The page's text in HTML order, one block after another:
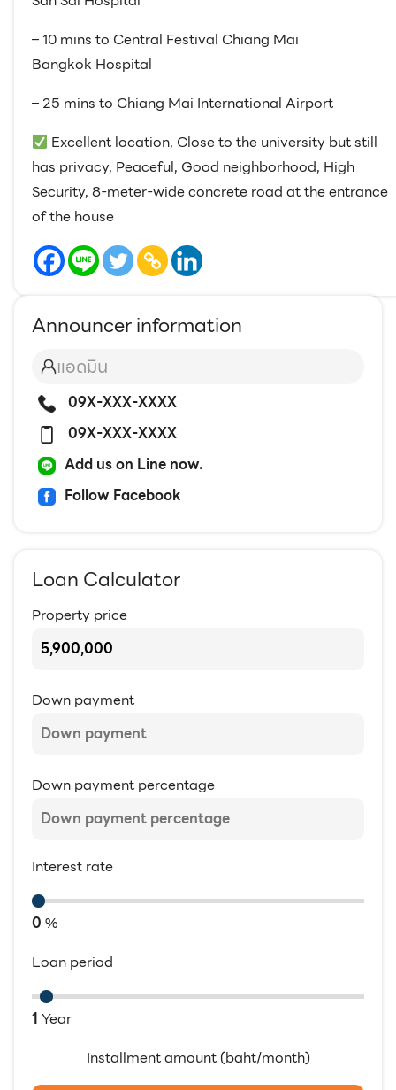
– 10 mins to Central Festival Chiang Mai
Bangkok Hospital
– 25 mins to Chiang Mai International Airport
Excellent location, Close to the university but still
has privacy, Peaceful, Good neighborhood, High
Security, 8-meter-wide concrete road at the entrance
of the house
Announcer information
แอดมิน
09X-XXX-XXXX
09X-XXX-XXXX
Add us on Line now.
Follow Facebook
Loan Calculator
Property price
Down payment
Down payment percentage
Interest rate
0 %
Loan period
1 Year
Installment amount (baht/month)